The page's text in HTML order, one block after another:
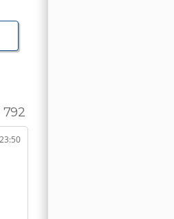
792